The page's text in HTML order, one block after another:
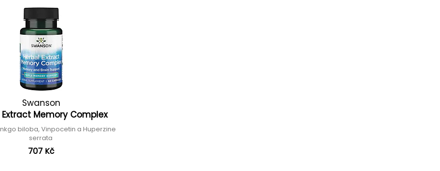
Swanson
Extract Memory Complex
biloba, Vinpocetin a Huperzine
serrata
707 Kč